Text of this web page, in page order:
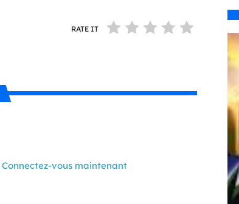
RATE IT
Connectez-vous maintenant